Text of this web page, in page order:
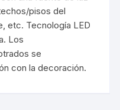
pisos del
etc. Tecnología LED
Los
se
con la decoración.